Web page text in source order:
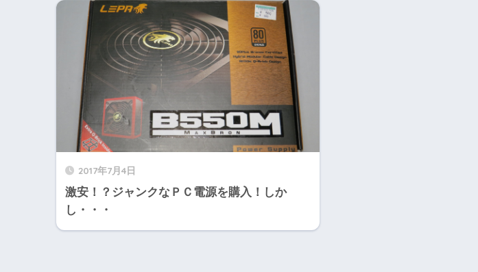
2017年7月4日
激安！？ジャンクなＰＣ電源を購入！しか
し・・・